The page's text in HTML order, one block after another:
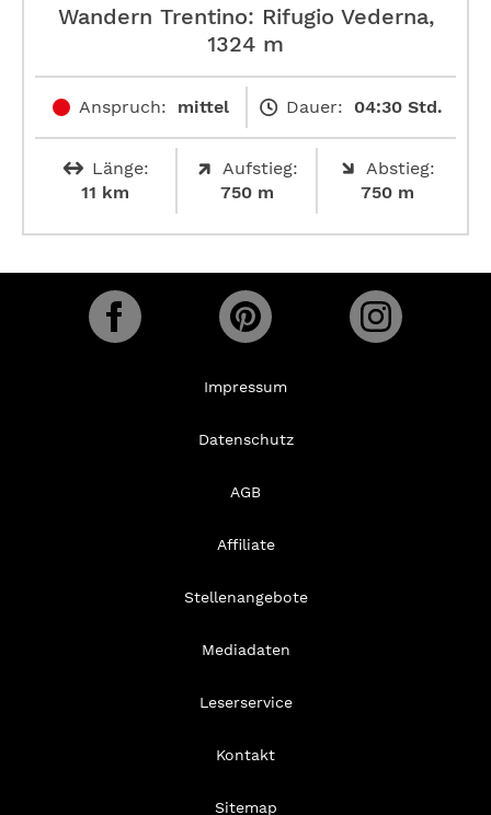
Wandern Trentino: Rifugio Vederna,
1324 m
Anspruch: mittel Dauer: 04:30 Std.
Länge:
11 km
Aufstieg:
750 m
Abstieg:
750 m
Impressum
Datenschutz
AGB
Affiliate
Stellenangebote
Mediadaten
Leserservice
Kontakt
Sitemap